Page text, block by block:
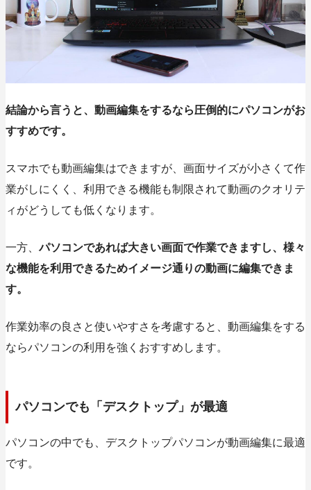
結論から言うと、 動画編集をするなら圧倒的にパソコンがお
すすめです。
スマホでも動画編集はできますが、画面サイズが小さくて作
業がしにくく、利用できる機能も制限されて動画のクオリテ
ィがどうしても低くなります。
一方、パソコンであれば大きい画面で作業できますし、様々
な機能を利用できるためイメージ通りの動画に編集できま
す。
作業効率の良さと使いやすさを考慮すると、動画編集をする
ならパソコンの利用を強くおすすめします。
パソコンでも「デスクトップ」が最適
パソコンの中でも、デスクトップパソコンが動画編集に最適
です。